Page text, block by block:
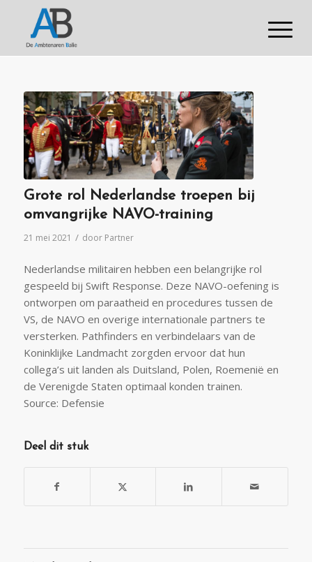
Grote rol Nederlandse troepen bij
omvangrijke NAVO-training
21 mei 2021 / door Partner
Nederlandse militairen hebben een belangrijke rol
gespeeld bij Swift Response. Deze NAVO-oefening is
ontworpen om paraatheid en procedures tussen de
VS, de NAVO en overige internationale partners te
versterken. Pathfinders en verbindelaars van de
Koninklijke Landmacht zorgden ervoor dat hun
collega’s uit landen als Duitsland, Polen, Roemenië en
de Verenigde Staten optimaal konden trainen.
Source: Defensie
Deel dit stuk